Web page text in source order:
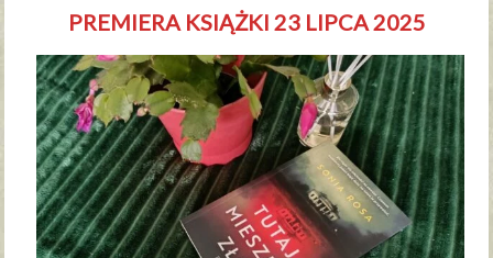
PREMIERA KSIĄŻKI 23 LIPCA 2025